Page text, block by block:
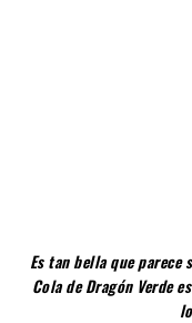
Es tan bella que parece
Cola de Dragón Verde